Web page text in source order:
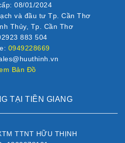
08/01/2024
và đầu tư Tp. Cần Thơ
Thủy, Tp. Cần Thơ
883 504
0949228669
Bản Đồ
TẠI TIỀN GIANG
TTNT HỮU THỊNH